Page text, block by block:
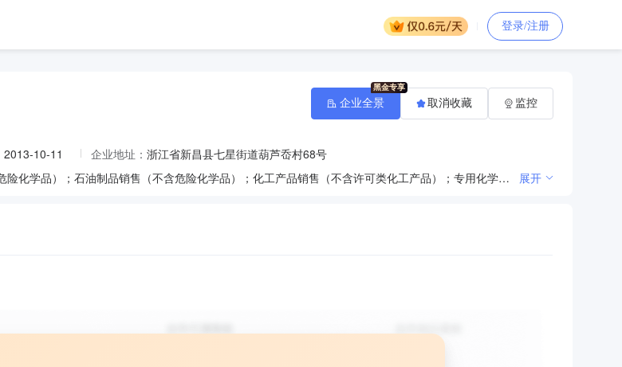
登录/注册
2013-10-11 企业地址： 浙江省新昌县七星街道葫芦岙村68号
一般项目：润滑油销售；润滑油加工、制造（不含危险化学品）；石油制品销售（不含危险化学品）；化工产品销售（不含许可类化工产品）；专用化学产品销售（不含危险化学品）；非居住房地产租赁；电动汽车充电基础设施运营(除依法须经批准的项目外，凭营业执照依法自主开展经营活动)。以下限分支机构经营：许可项目：成品油零售(依法须经批准的项目，经相关部门批准后方可开展经营活动，具体经营项目以审批结果为准)。 展开
企业全景 取消收藏 监控